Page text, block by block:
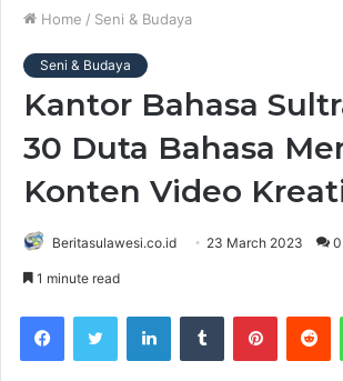
Home / Seni & Budaya
Seni & Budaya
Kantor Bahasa
30 Duta Bahasa
Konten Video
Beritasulawesi.co.id 23 March 2023 0
1 minute read